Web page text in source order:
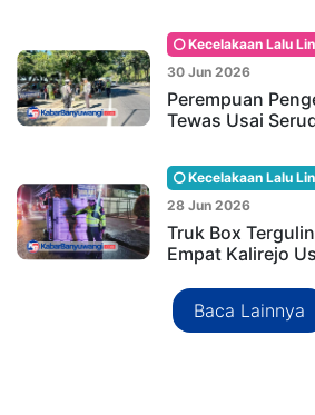
Kecelakaan Lalu
30 Jun 2026
Perempuan
Tewas Usai
Kecelakaan Lalu
28 Jun 2026
Truk Box
Empat Kalirejo
Baca Lainnya